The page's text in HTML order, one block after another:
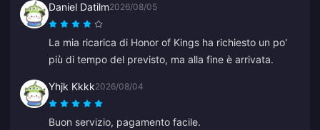
Daniel Datilm2026/08/05
La mia ricarica di Honor of Kings ha richiesto un po'
più di tempo del previsto, ma alla fine è arrivata.
Yhjk Kkkk2026/08/04
Buon servizio, pagamento facile.